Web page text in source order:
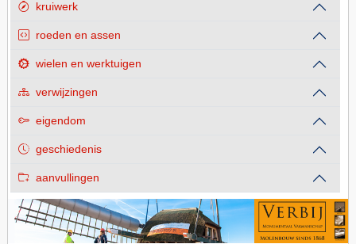
kruiwerk
roeden en assen
wielen en werktuigen
verwijzingen
eigendom
geschiedenis
aanvullingen